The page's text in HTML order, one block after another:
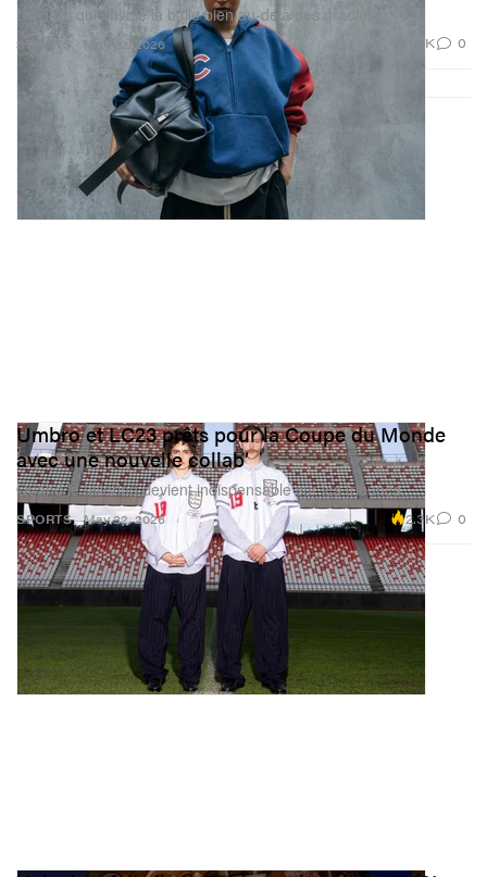
SPORTS
Un drop qui envoie la balle bien au‑delà des gradins.
May 22, 2026 1.3K 0
SPORTS
Umbro et LC23 prêts pour la Coupe du Monde
avec une nouvelle collab’
Quand le tailoring devient indispensable sur les tribunes.
May 22, 2026 2.3K 0